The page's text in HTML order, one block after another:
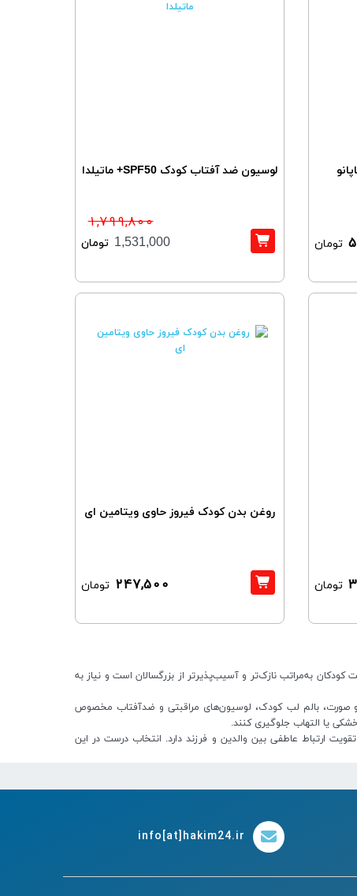
تومان
لوسیون ضد آفتاب کودک SPF50+ ماتیلدا
1,799,800
1,531,000 تومان
تومان
روغن بدن کودک فیروز حاوی ویتامین ای
247,500 تومان
به‌مراتب نازک‌تر و آسیب‌پذیرتر از بزرگسالان است و نیاز به
صورت، بالم لب کودک، لوسیون‌های مراقبتی و ضدآفتاب مخصوص
یا التهاب جلوگیری کنند.
ارتباط عاطفی بین والدین و فرزند دارد. انتخاب درست در این
info[at]hakim24.ir